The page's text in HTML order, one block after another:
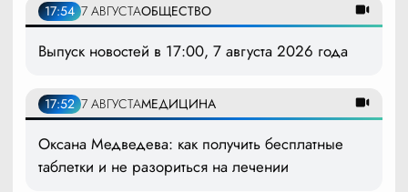
17:54 7 АВГУСТАОБЩЕСТВО
Выпуск новостей в 17:00, 7 августа 2026 года
17:52 7 АВГУСТАМЕДИЦИНА
Оксана Медведева: как получить бесплатные
таблетки и не разориться на лечении